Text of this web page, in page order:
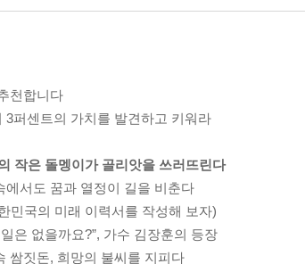
천합니다
3퍼센트의 가치를 발견하고 키워라
작은 돌멩이가 골리앗을 쓰러뜨린다
에서도 꿈과 열정이 길을 비춘다
민국의 미래 이력서를 작성해 보자)
은 없을까요?”, 가수 김장훈의 등장
쌈짓돈, 희망의 불씨를 지피다